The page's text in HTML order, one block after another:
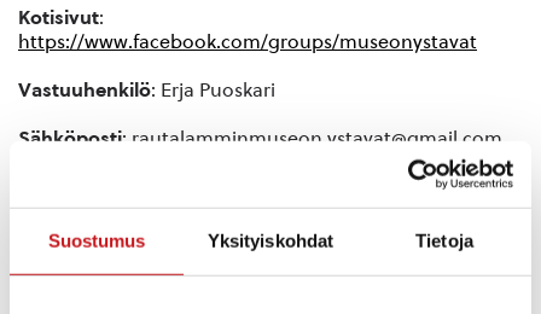
Suostumus Yksityiskohdat Tietoja
Kotisivut:
https://www.facebook.com/groups/museonystavat
Vastuuhenkilö: Erja Puoskari
Sähköposti: rautalamminmuseon.ystavat@gmail.com
Kategoria: Kulttuuriyhdistykset
Osoite: Rautalampi, Suomi